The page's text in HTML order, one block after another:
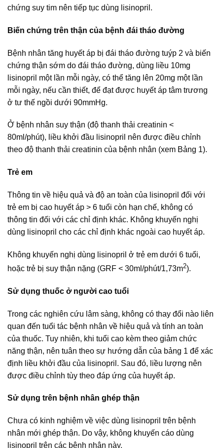
chứng suy tim nên tiếp tục dùng lisinopril.
Biến chứng trên thận của bệnh đái tháo đường
Bệnh nhân tăng huyết áp bị đái tháo đường tuýp 2 và biến
chứng thận sớm do đái tháo đường, dùng liều 10mg
lisinopril một lần mỗi ngày, có thể tăng lên 20mg một lần
mỗi ngày, nếu cần thiết, để đạt được huyết áp tâm trương
ở tư thế ngồi dưới 90mmHg.
Ở bệnh nhân suy thận (độ thanh thải creatinin <
80ml/phút), liều khởi đầu lisinopril nên được điều chỉnh
theo độ thanh thải creatinin của bệnh nhân (xem Bảng 1).
Trẻ em
Thông tin về hiệu quả và độ an toàn của lisinopril đối với
trẻ em bị cao huyết áp > 6 tuổi còn hạn chế, không có
thông tin đối với các chỉ định khác. Không khuyến nghị
dùng lisinopril cho các chỉ định khác ngoài cao huyết áp.
Không khuyến nghị dùng lisinopril ở trẻ em dưới 6 tuổi,
hoặc trẻ bị suy thận nặng (GRF < 30ml/phút/1,73m2).
Sử dụng thuốc ở người cao tuổi
Trong các nghiên cứu lâm sàng, không có thay đổi nào liên
quan đến tuổi tác bệnh nhân về hiệu quả và tính an toàn
của thuốc. Tuy nhiên, khi tuổi cao kèm theo giảm chức
năng thận, nên tuân theo sự hướng dẫn của bảng 1 để xác
định liều khởi đầu của lisinopril. Sau đó, liều lượng nên
được điều chỉnh tùy theo đáp ứng của huyết áp.
Sử dụng trên bệnh nhân ghép thận
Chưa có kinh nghiệm về việc dùng lisinopril trên bệnh
nhân mới ghép thận. Do vậy, không khuyến cáo dùng
lisinopril trên các bệnh nhân này.